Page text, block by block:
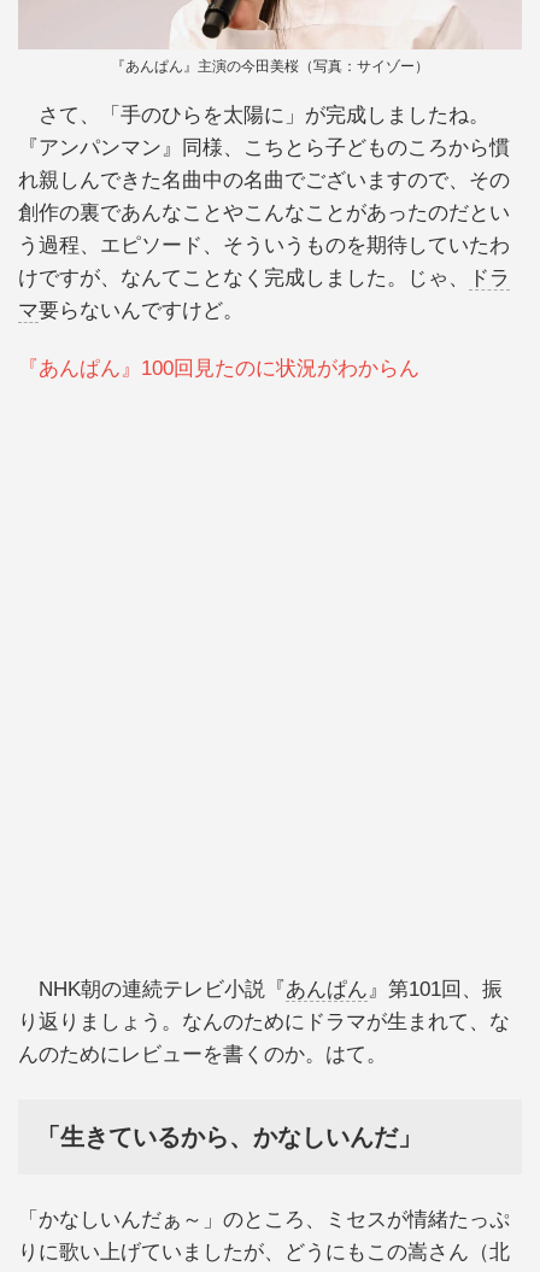
『あんぱん』主演の今田美桜（写真：サイゾー）
さて、「手のひらを太陽に」が完成しましたね。
『アンパンマン』同様、こちとら子どものころから慣
れ親しんできた名曲中の名曲でございますので、その
創作の裏であんなことやこんなことがあったのだとい
う過程、エピソード、そういうものを期待していたわ
けですが、なんてことなく完成しました。じゃ、
ドラ
マ要らないんですけど。
『あんぱん』100回見たのに状況がわからん
NHK朝の連続テレビ小説『 あんぱん』第101回、振
り返りましょう。なんのためにドラマが生まれて、な
んのためにレビューを書くのか。はて。
「生きているから、かなしいんだ」
「かなしいんだぁ～」のところ、ミセスが情緒たっぷ
りに歌い上げていましたが、どうにもこの嵩さん（北